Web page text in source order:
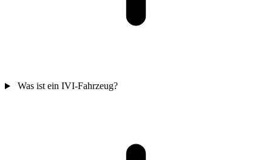
Was ist ein IVI-Fahrzeug?